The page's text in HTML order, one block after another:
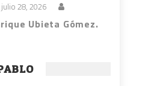
julio 28, 2026
Ubieta Gómez.